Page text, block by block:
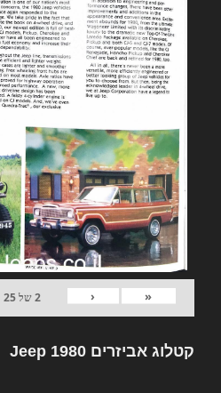
«
‹
2של25
קטלוג אביזרים Jeep 1980